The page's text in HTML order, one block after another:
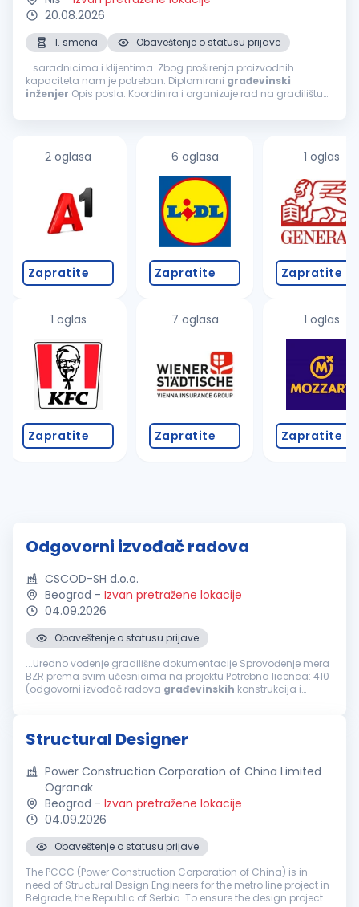
20.08.2026
1. smena
Obaveštenje o statusu prijave
...saradnicima i klijentima. Zbog proširenja proizvodnih
kapaciteta nam je potreban: Diplomirani građevinski
inženjer Opis posla: Koordinira i organizuje rad na gradilištu
geodetskim instrumentima...
2 oglasa
Zapratite
1 oglas
Zapratite
6 oglasa
Zapratite
7 oglasa
Zapratite
1 oglas
Zapratite
1 oglas
Zapratite
Odgovorni izvođač radova
CSCOD-SH d.o.o.
Beograd - Izvan pretražene lokacije
04.09.2026
Obaveštenje o statusu prijave
...Uredno vođenje gradilišne dokumentacije Sprovođenje mera
BZR prema svim učesnicima na projektu Potrebna licenca: 410
(odgovorni izvođač radova građevinskih konstrukcija i
Structural Designer
Power Construction Corporation of China Limited
Ogranak
Beograd - Izvan pretražene lokacije
04.09.2026
Obaveštenje o statusu prijave
The PCCC (Power Construction Corporation of China) is in
need of Structural Design Engineers for the metro line project in
Belgrade, the Republic of Serbia. To ensure the design project